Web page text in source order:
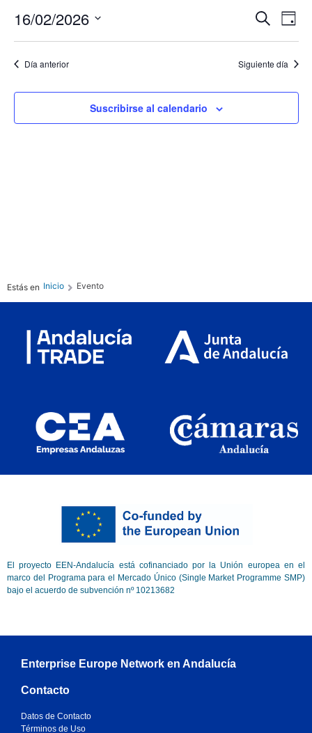
de
y
Buscar
de
de
Día
16/02/2026
la
fecha.
Día anterior Siguiente día
Suscribirse al calendario
Estás en Inicio Evento
El proyecto EEN-Andalucía está cofinanciado por la Unión europea en el
marco del Programa para el Mercado Único (Single Market Programme SMP)
bajo el acuerdo de subvención nº 10213682
Enterprise Europe Network en Andalucía
Contacto
Datos de Contacto
Términos de Uso